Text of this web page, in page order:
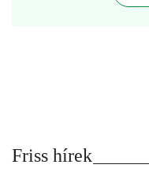
Friss hírek